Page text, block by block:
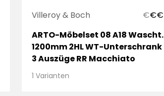
Villeroy & Boch €€€
ARTO-Möbelset 08 A18 Wascht.
1200mm 2HL WT-Unterschrank
3 Auszüge RR Macchiato
1 Varianten